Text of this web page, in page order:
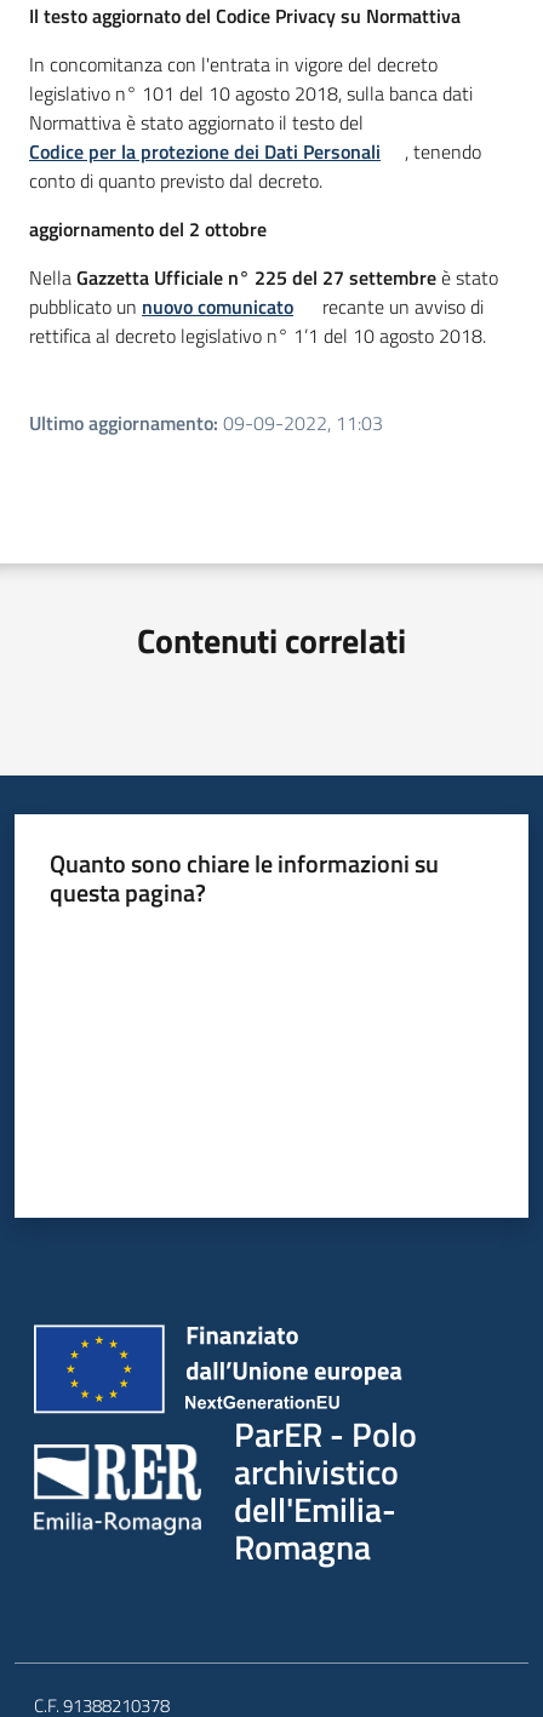
Il testo aggiornato del Codice Privacy su Normattiva
In concomitanza con l'entrata in vigore del decreto
legislativo n° 101 del 10 agosto 2018, sulla banca dati
Normattiva è stato aggiornato il testo del
Codice per la protezione dei Dati Personali
, tenendo
conto di quanto previsto dal decreto.
aggiornamento del 2 ottobre
NellaGazzetta Ufficiale n° 225 del 27 settembreè stato
pubblicato un nuovo comunicato
recante un avviso di
rettifica al decreto legislativo n° 1’1 del 10 agosto 2018.
Ultimo aggiornamento: 09-09-2022, 11:03
Contenuti correlati
Quanto sono chiare le informazioni su
questa pagina?
ParER - Polo
archivistico
dell'Emilia-
Romagna
C.F. 91388210378